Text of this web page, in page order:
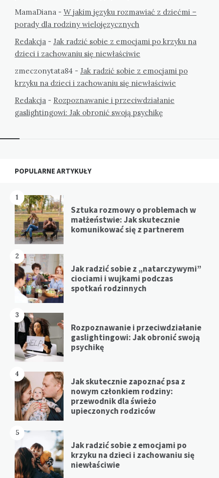
MamaDiana - W jakim języku rozmawiać z dziećmi –
porady dla rodziny wielojęzycznych
Redakcja - Jak radzić sobie z emocjami po krzyku na
dzieci i zachowaniu się niewłaściwie
zmeczonytata84 - Jak radzić sobie z emocjami po
krzyku na dzieci i zachowaniu się niewłaściwie
Redakcja - Rozpoznawanie i przeciwdziałanie
gaslightingowi: Jak obronić swoją psychikę
Widgets
POPULARNE ARTYKUŁY
1
Sztuka rozmowy o problemach w
małżeństwie: Jak skutecznie
komunikować się z partnerem
2
Jak radzić sobie z „natarczywymi”
ciociami i wujkami podczas
spotkań rodzinnych
3
Rozpoznawanie i przeciwdziałanie
gaslightingowi: Jak obronić swoją
psychikę
4
Jak skutecznie zapoznać psa z
nowym członkiem rodziny:
przewodnik dla świeżo
upieczonych rodziców
5
Jak radzić sobie z emocjami po
krzyku na dzieci i zachowaniu się
niewłaściwie